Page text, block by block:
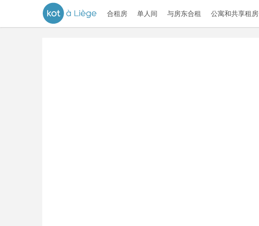
合租房 单人间 与房东合租 公寓和共享租房